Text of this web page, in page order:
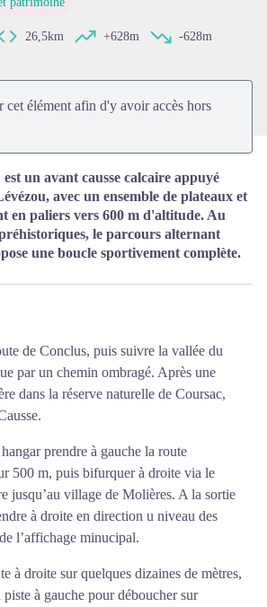
26,5km +628m
-628m
cet élément afin d'y avoir accès hors
un avant causse calcaire appuyé
avec un ensemble de plateaux et
en paliers vers 600 m d'altitude. Au
le parcours alternant
une boucle sportivement complète.
de Conclus, puis suivre la vallée du
par un chemin ombragé. Après une
dans la réserve naturelle de Coursac,
prendre à gauche la route
500 m, puis bifurquer à droite via le
jusqu’au village de Molières. A la sortie
à droite en direction u niveau des
l’affichage minucipal.
à droite sur quelques dizaines de mètres,
piste à gauche pour déboucher sur